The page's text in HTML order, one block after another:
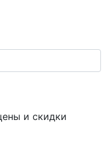
и скидки